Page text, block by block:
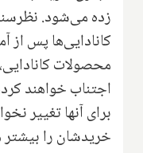
کانادایی‌ها پس
محصولات
خریدشان را